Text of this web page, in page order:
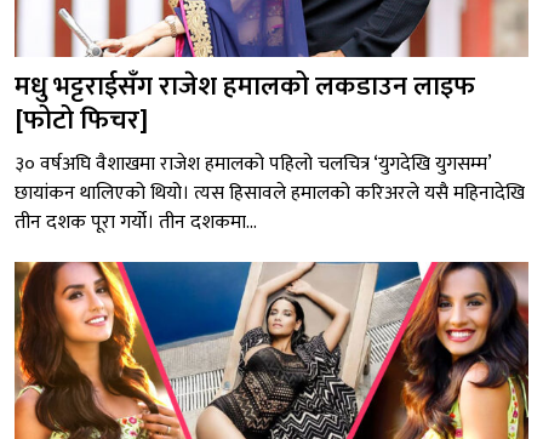
मधु भट्टराईसँग राजेश हमालको लकडाउन लाइफ
[फोटो फिचर]
३० वर्षअघि वैशाखमा राजेश हमालको पहिलो चलचित्र ‘युगदेखि युगसम्म’
छायांकन थालिएको थियो। त्यस हिसावले हमालको करिअरले यसै महिनादेखि
तीन दशक पूरा गर्यो। तीन दशकमा...